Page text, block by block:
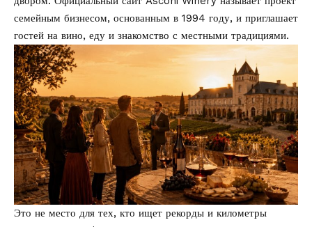
семейным бизнесом, основанным в 1994 году, и приглашает
гостей на вино, еду и знакомство с местными традициями.
Это не место для тех, кто ищет рекорды и километры